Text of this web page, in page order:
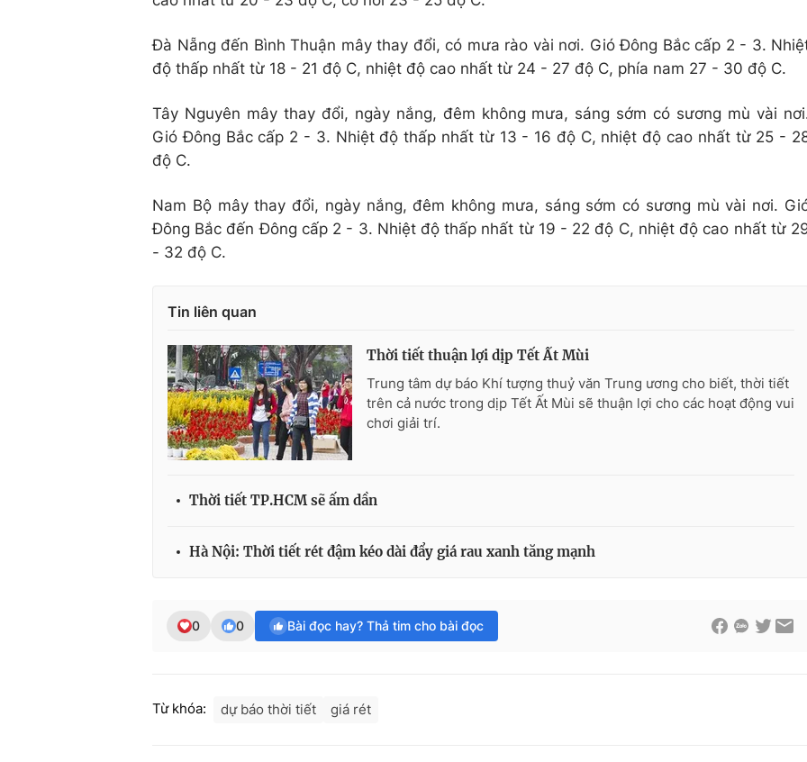
Đà Nẵng đến Bình Thuận mây thay đổi, có mưa rào vài nơi. Gió Đông Bắc cấp 2 - 3.
độ thấp nhất từ 18 - 21 độ C, nhiệt độ cao nhất từ 24 - 27 độ C, phía nam 27 - 30 độ C.
Tây Nguyên mây thay đổi, ngày nắng, đêm không mưa, sáng sớm có sương mù vài
Gió Đông Bắc cấp 2 - 3. Nhiệt độ thấp nhất từ 13 - 16 độ C, nhiệt độ cao nhất từ 25 -
độ C.
Nam Bộ mây thay đổi, ngày nắng, đêm không mưa, sáng sớm có sương mù vài nơi.
Đông Bắc đến Đông cấp 2 - 3. Nhiệt độ thấp nhất từ 19 - 22 độ C, nhiệt độ cao nhất từ
- 32 độ C.
Tin liên quan
Thời tiết thuận lợi dịp Tết Ất Mùi
Trung tâm dự báo Khí tượng thuỷ văn Trung ương cho biết, thời tiết
trên cả nước trong dịp Tết Ất Mùi sẽ thuận lợi cho các hoạt động vui
chơi giải trí.
Thời tiết TP.HCM sẽ ấm dần
Hà Nội: Thời tiết rét đậm kéo dài đẩy giá rau xanh tăng mạnh
0 0 Bài đọc hay? Thả tim cho bài đọc
Từ khóa: dự báo thời tiết giá rét